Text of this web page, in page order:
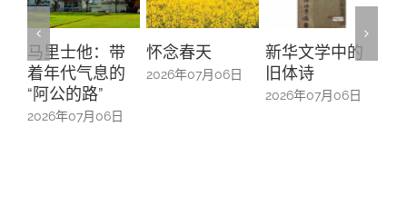
马里士他：带
着年代气息的
“阿公的路”
2026年07月06日
怀念春天
2026年07月06日
新华文学中的
旧体诗
2026年07月06日